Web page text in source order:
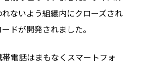
ないよう組織内にクローズされ
ドが開発されました。
帯電話はまもなくスマートフォ